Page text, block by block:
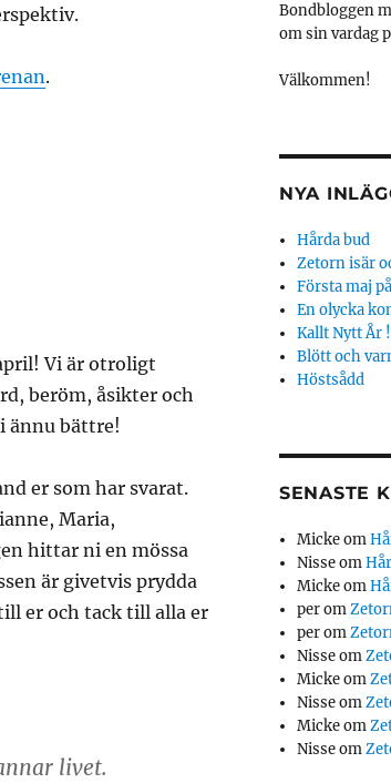
.
Vi är otroligt
beröm, åsikter och
ännu bättre!
er som har svarat.
Maria,
hittar ni en mössa
är givetvis prydda
er och tack till alla er
livet.
Bondbloggen
om sin vardag
Välkommen!
NYA
Hårda bud
Zetorn isär
Första maj
En olycka
Kallt Nytt År !
Blött och
Höstsådd
SENASTE
Mickeom
Nisseom
Mickeom
perom
perom
Nisseom
Mickeom
Nisseom
Mickeom
Nisseom